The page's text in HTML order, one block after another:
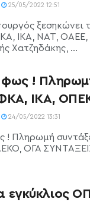
25/05/2022 12:51
ξεσηκώνει
ΙΚΑ, ΝΑΤ,
Χατζηδάκης, ...
!
ΙΚΑ,
24/05/2022 13:31
! Πληρωμή
ΟΓΑ
εγκύκλιος